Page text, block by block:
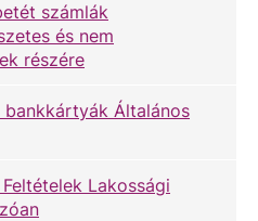
számlák
és nem
részére
Általános
Lakossági